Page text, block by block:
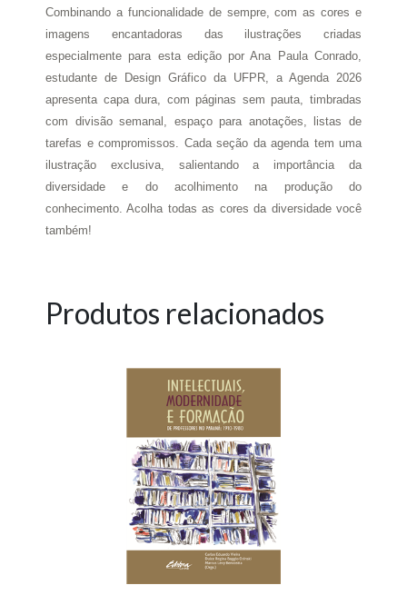
Combinando a funcionalidade de sempre, com as cores e
imagens encantadoras das ilustrações criadas
especialmente para esta edição por Ana Paula Conrado,
estudante de Design Gráfico da UFPR, a Agenda 2026
apresenta capa dura, com páginas sem pauta, timbradas
com divisão semanal, espaço para anotações, listas de
tarefas e compromissos. Cada seção da agenda tem uma
ilustração exclusiva, salientando a importância da
diversidade e do acolhimento na produção do
conhecimento. Acolha todas as cores da diversidade você
também!
Produtos relacionados